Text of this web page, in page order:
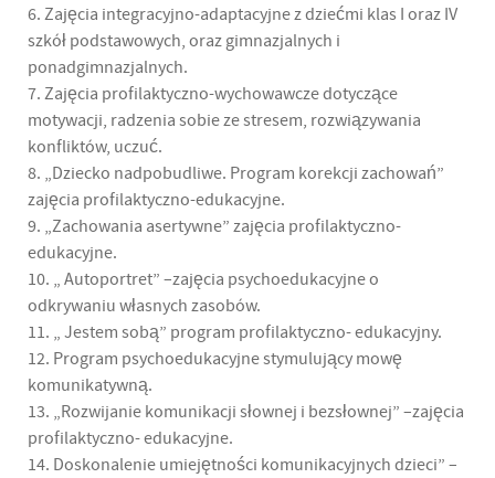
6. Zajęcia integracyjno-adaptacyjne z dziećmi klas I oraz IV
szkół podstawowych, oraz gimnazjalnych i
ponadgimnazjalnych.
7. Zajęcia profilaktyczno-wychowawcze dotyczące
motywacji, radzenia sobie ze stresem, rozwiązywania
konfliktów, uczuć.
8. „Dziecko nadpobudliwe. Program korekcji zachowań”
zajęcia profilaktyczno-edukacyjne.
9. „Zachowania asertywne” zajęcia profilaktyczno-
edukacyjne.
10. „ Autoportret” –zajęcia psychoedukacyjne o
odkrywaniu własnych zasobów.
11. „ Jestem sobą” program profilaktyczno- edukacyjny.
12. Program psychoedukacyjne stymulujący mowę
komunikatywną.
13. „Rozwijanie komunikacji słownej i bezsłownej” –zajęcia
profilaktyczno- edukacyjne.
14. Doskonalenie umiejętności komunikacyjnych dzieci” –